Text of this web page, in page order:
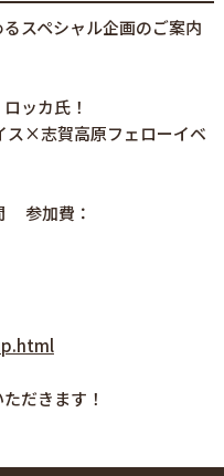
スペシャル企画のご案内
ッカ氏！
ス×志賀高原フェローイベ
参加費：
だきます！